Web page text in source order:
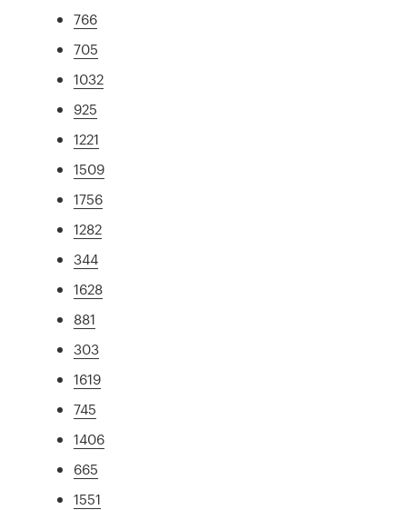
766
705
1032
925
1221
1509
1756
1282
344
1628
881
303
1619
745
1406
665
1551